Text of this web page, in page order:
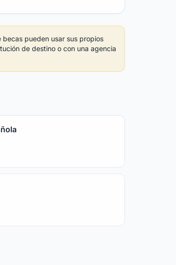
pueden usar sus propios
de destino o con una agencia